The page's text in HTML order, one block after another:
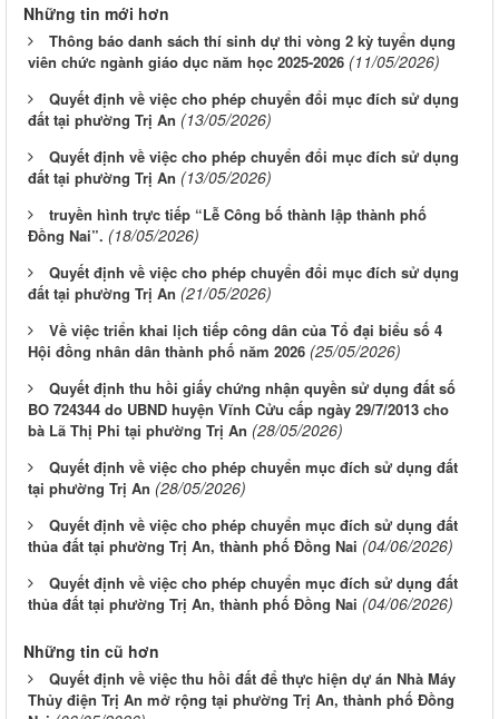
Những tin mới hơn
Thông báo danh sách thí sinh dự thi vòng 2 kỳ tuyển dụng
viên chức ngành giáo dục năm học 2025-2026 (11/05/2026)
Quyết định về việc cho phép chuyển đổi mục đích sử dụng
đất tại phường Trị An (13/05/2026)
Quyết định về việc cho phép chuyển đổi mục đích sử dụng
đất tại phường Trị An (13/05/2026)
truyền hình trực tiếp “Lễ Công bố thành lập thành phố
Đồng Nai”. (18/05/2026)
Quyết định về việc cho phép chuyển đổi mục đích sử dụng
đất tại phường Trị An (21/05/2026)
Về việc triển khai lịch tiếp công dân của Tổ đại biểu số 4
Hội đồng nhân dân thành phố năm 2026 (25/05/2026)
Quyết định thu hồi giấy chứng nhận quyền sử dụng đất số
BO 724344 do UBND huyện Vĩnh Cửu cấp ngày 29/7/2013 cho
bà Lã Thị Phi tại phường Trị An (28/05/2026)
Quyết định về việc cho phép chuyển mục đích sử dụng đất
tại phường Trị An (28/05/2026)
Quyết định về việc cho phép chuyển mục đích sử dụng đất
thủa đất tại phường Trị An, thành phố Đồng Nai (04/06/2026)
Quyết định về việc cho phép chuyển mục đích sử dụng đất
thủa đất tại phường Trị An, thành phố Đồng Nai (04/06/2026)
Những tin cũ hơn
Quyết định về việc thu hồi đất để thực hiện dự án Nhà Máy
Thủy điện Trị An mở rộng tại phường Trị An, thành phố Đồng